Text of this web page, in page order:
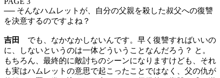
── そんなハムレットが、自分の父親を殺した叔父への復讐
を決意するのですよね？
吉田
でも、なかなかしないんです。早く復讐すればいいの
に、しないというのは一体どういうことなんだろう？ と。
もちろん、最終的に敵討ちのシーンになりますけども、それ
も実はハムレットの意思で起こったことではなく、父の仇が